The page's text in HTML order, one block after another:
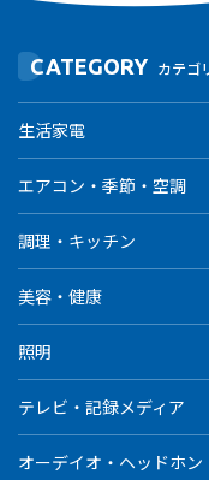
CATEGORY カテゴ
生活家電
エアコン・季節・空調
調理・キッチン
美容・健康
照明
テレビ・記録メディア
オーデイオ・ヘッドホン